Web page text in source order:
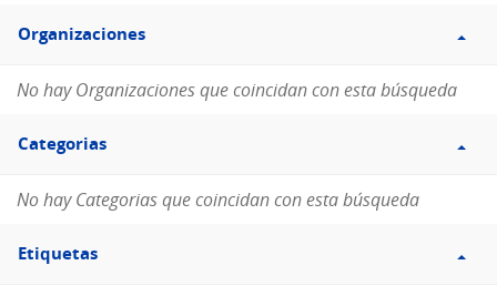
Filtro
Organizaciones
Organizaciones
No hay Organizaciones que coincidan con esta búsqueda
Filtro
Categorias
Categorias
No hay Categorias que coincidan con esta búsqueda
Filtro
Etiquetas
Etiquetas